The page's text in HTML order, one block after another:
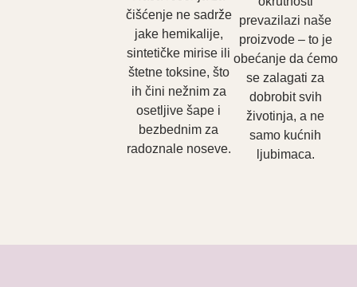
čišćenje ne sadrže
jake hemikalije,
sintetičke mirise ili
štetne toksine, što
ih čini nežnim za
osetljive šape i
bezbednim za
radoznale noseve.
prevazilazi naše
proizvode – to je
obećanje da ćemo
se zalagati za
dobrobit svih
životinja, a ne
samo kućnih
ljubimaca.